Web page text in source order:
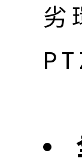
劣